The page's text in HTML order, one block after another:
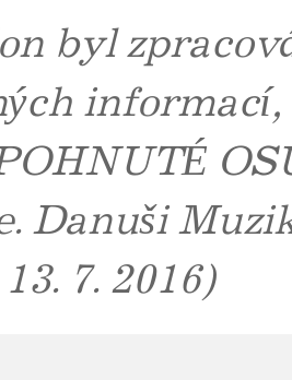
byl
Danuši
7. 2016)